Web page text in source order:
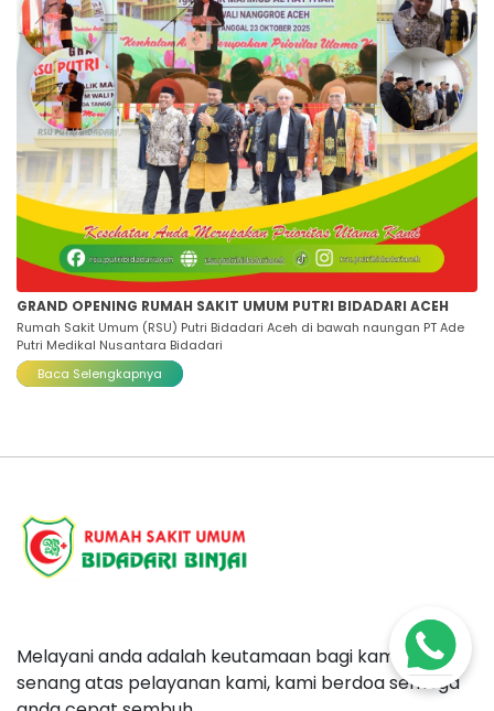
GRAND OPENING RUMAH SAKIT UMUM PUTRI BIDADARI ACEH
Rumah Sakit Umum (RSU) Putri Bidadari Aceh di bawah naungan PT Ade
Putri Medikal Nusantara Bidadari
Baca Selengkapnya
Melayani anda adalah keutamaan bagi kami, anda
senang atas pelayanan kami, kami berdoa semoga